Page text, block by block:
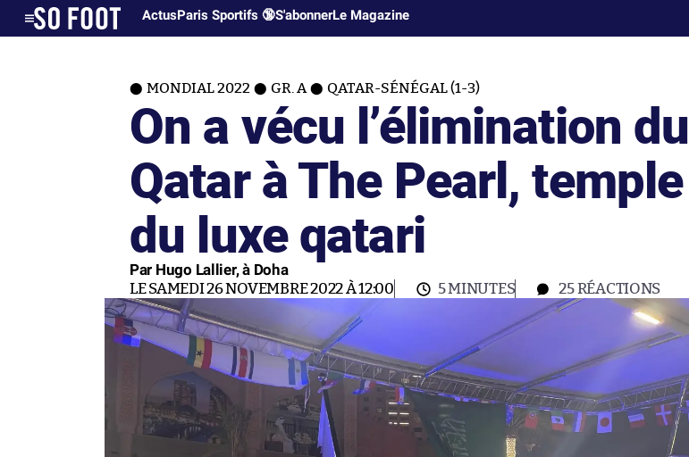
ActusParis Sportifs 🔞S'abonnerLe Magazine
MONDIAL 2022 GR. A QATAR-SÉNÉGAL (1-3)
On a vécu l’élimination du
Qatar à The Pearl, temple
du luxe qatari
Par Hugo Lallier, à Doha
LE SAMEDI 26 NOVEMBRE 2022 À 12:00 5 MINUTES 25RÉACTIONS